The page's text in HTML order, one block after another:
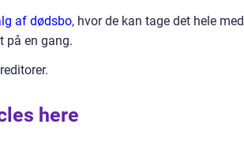
af dødsbo, hvor de kan tage det hele med
på en gang.
here